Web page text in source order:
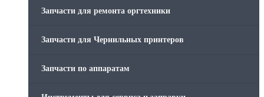
Запчасти для ремонта оргтехники
Запчасти для Чернильных принтеров
Запчасти по аппаратам